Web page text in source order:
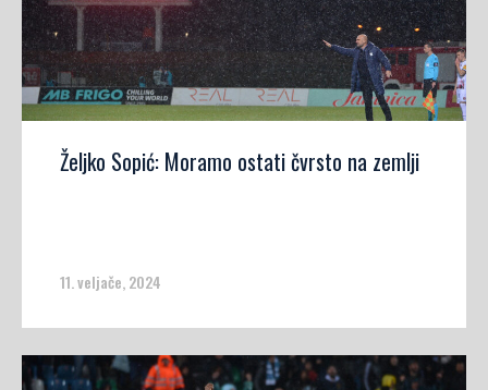
Željko Sopić: Moramo ostati čvrsto na zemlji
11. veljače, 2024